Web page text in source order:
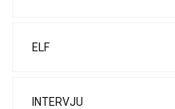
ELF
INTERVJU